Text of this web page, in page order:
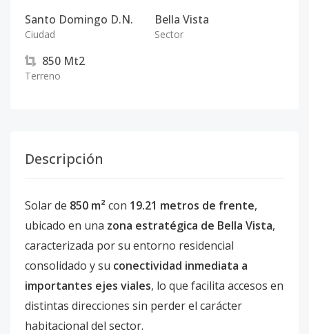
Santo Domingo D.N.
Ciudad
Bella Vista
Sector
850 Mt2
Terreno
Descripción
Solar de 850 m²con 19.21 metros de frente,
ubicado en una zona estratégica de Bella Vista,
caracterizada por su entorno residencial
consolidado y su conectividad inmediata a
importantes ejes viales, lo que facilita accesos en
distintas direcciones sin perder el carácter
habitacional del sector.